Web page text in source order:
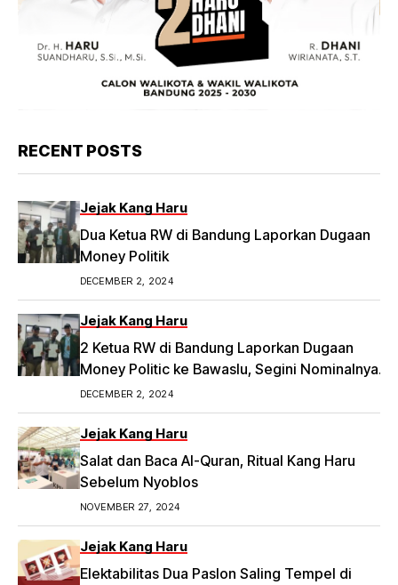
RECENT POSTS
Jejak Kang Haru
Dua Ketua RW di Bandung Laporkan Dugaan
Money Politik
DECEMBER 2, 2024
Jejak Kang Haru
2 Ketua RW di Bandung Laporkan Dugaan
Money Politic ke Bawaslu, Segini Nominalnya
Artikel ini telah tayang di Tribunpriangan.com
dengan judul 2 Ketua RW di Bandung Laporkan
Dugaan Money Politic ke Bawaslu, Segini
Nominalnya,
https://priangan.tribunnews.com/2024/11/30/2-
money-politic-ke-bawaslu-segini-nominalnya.
DECEMBER 2, 2024
Jejak Kang Haru
Salat dan Baca Al-Quran, Ritual Kang Haru
Sebelum Nyoblos
NOVEMBER 27, 2024
Jejak Kang Haru
Elektabilitas Dua Paslon Saling Tempel di